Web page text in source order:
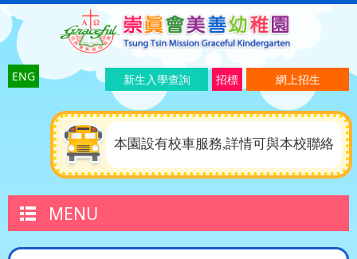
ENG 網上招生
招標
新生入學查詢
本園設有校車服務,詳情可與本校聯絡
MENU